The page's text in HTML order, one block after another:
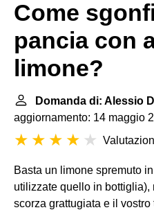
Come
pancia con
limone?
Domanda di: Alessio
aggiornamento: 14 maggio
Basta un limone spremuto
utilizzate quello in
scorza grattugiata e il